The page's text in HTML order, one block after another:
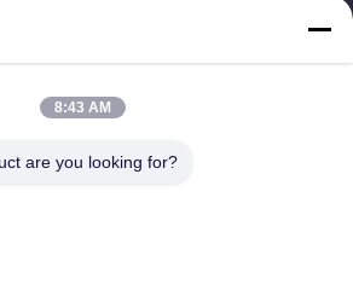
fabrikant en exporteur van
bieden wij een volledige lijn van
Producten
8:43 AM
are you looking for?